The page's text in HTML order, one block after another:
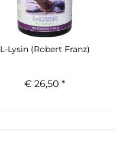
L-Lysin (Robert Franz)
€ 26,50 *